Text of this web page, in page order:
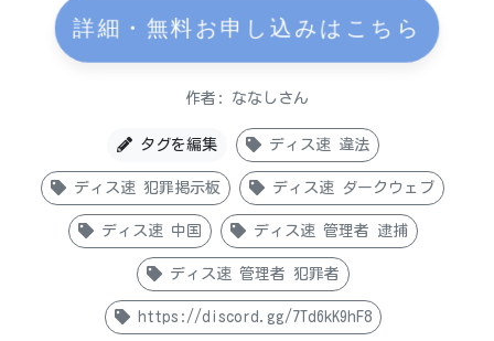
詳細・無料お申し込みはこちら
作者: ななしさん
タグを編集 ディス速 違法
ディス速 犯罪掲示板 ディス速 ダークウェブ
ディス速 中国 ディス速 管理者 逮捕
ディス速 管理者 犯罪者
https://discord.gg/7Td6kK9hF8